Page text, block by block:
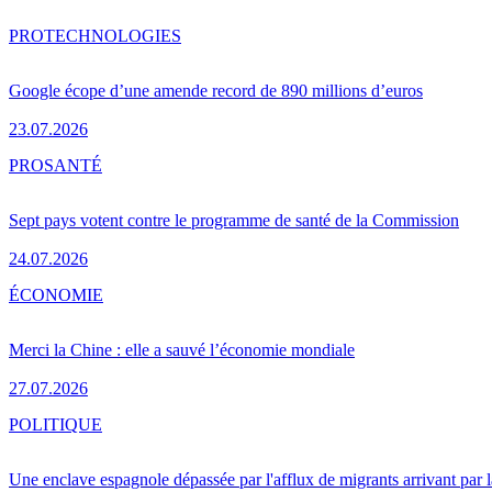
Google écope d’une amende record de 890 millions d’euros
23.07.2026
PROTECHNOLOGIES
Sept pays votent contre le programme de santé de la Commission
24.07.2026
PROSANTÉ
Merci la Chine : elle a sauvé l’économie mondiale
27.07.2026
ÉCONOMIE
Une enclave espagnole dépassée par l'afflux de migrants arrivant par
POLITIQUE